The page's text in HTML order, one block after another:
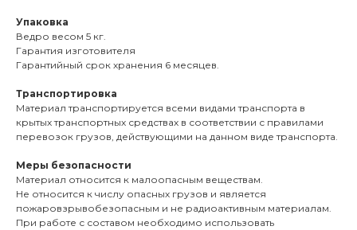
Упаковка
Ведро весом 5 кг.
Гарантия изготовителя
Гарантийный срок хранения 6 месяцев.
Транспортировка
Материал транспортируется всеми видами транспорта в
крытых транспортных средствах в соответствии с правилами
перевозок грузов, действующими на данном виде транспорта.
Меры безопасности
Материал относится к малоопасным веществам.
Не относится к числу опасных грузов и является
пожаровзрывобезопасным и не радиоактивным материалам.
При работе с составом необходимо использовать